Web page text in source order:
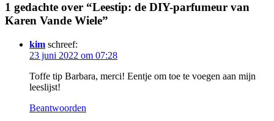
1 gedachte over “Leestip: de DIY-parfumeur van
Karen Vande Wiele”
kim schreef:
23 juni 2022 om 07:28
Toffe tip Barbara, merci! Eentje om toe te voegen aan mijn
leeslijst!
Beantwoorden